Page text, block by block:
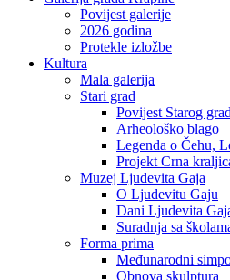
Povijest galerije
2026 godina
Protekle izložbe
Kultura
Mala galerija
Stari grad
Povijest Starog
Arheološko blago
Legenda o Čehu,
Projekt Crna
Muzej Ljudevita Gaja
O Ljudevitu Gaju
Dani Ljudevita
Suradnja sa
Forma prima
Međunarodni
Obnova skulptura